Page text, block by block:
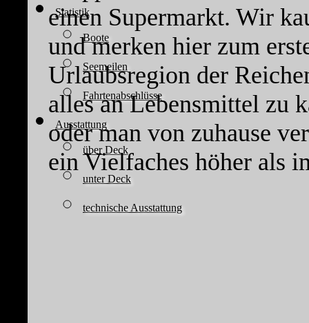
Statistik
Boote
Seemeilen
Fahrtenabschlüsse
Ausstattung
über Deck
unter Deck
technische Ausstattung
einen Supermarkt. Wir
und merken hier zum
Urlaubsregion der
alles an Lebensmittel zu
oder man von zuhause
ein Vielfaches höher als